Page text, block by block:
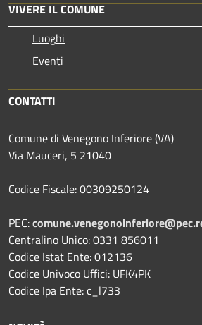
VIVERE IL COMUNE
Luoghi
Eventi
CONTATTI
Comune di Venegono Inferiore (VA)
Via Mauceri, 5 21040
Codice Fiscale: 00309250124
PEC:
Centralino Unico: 0331 856011
Codice Istat Ente: 012136
Codice Univoco Uffici: UFK4PK
Codice Ipa Ente: c_l733